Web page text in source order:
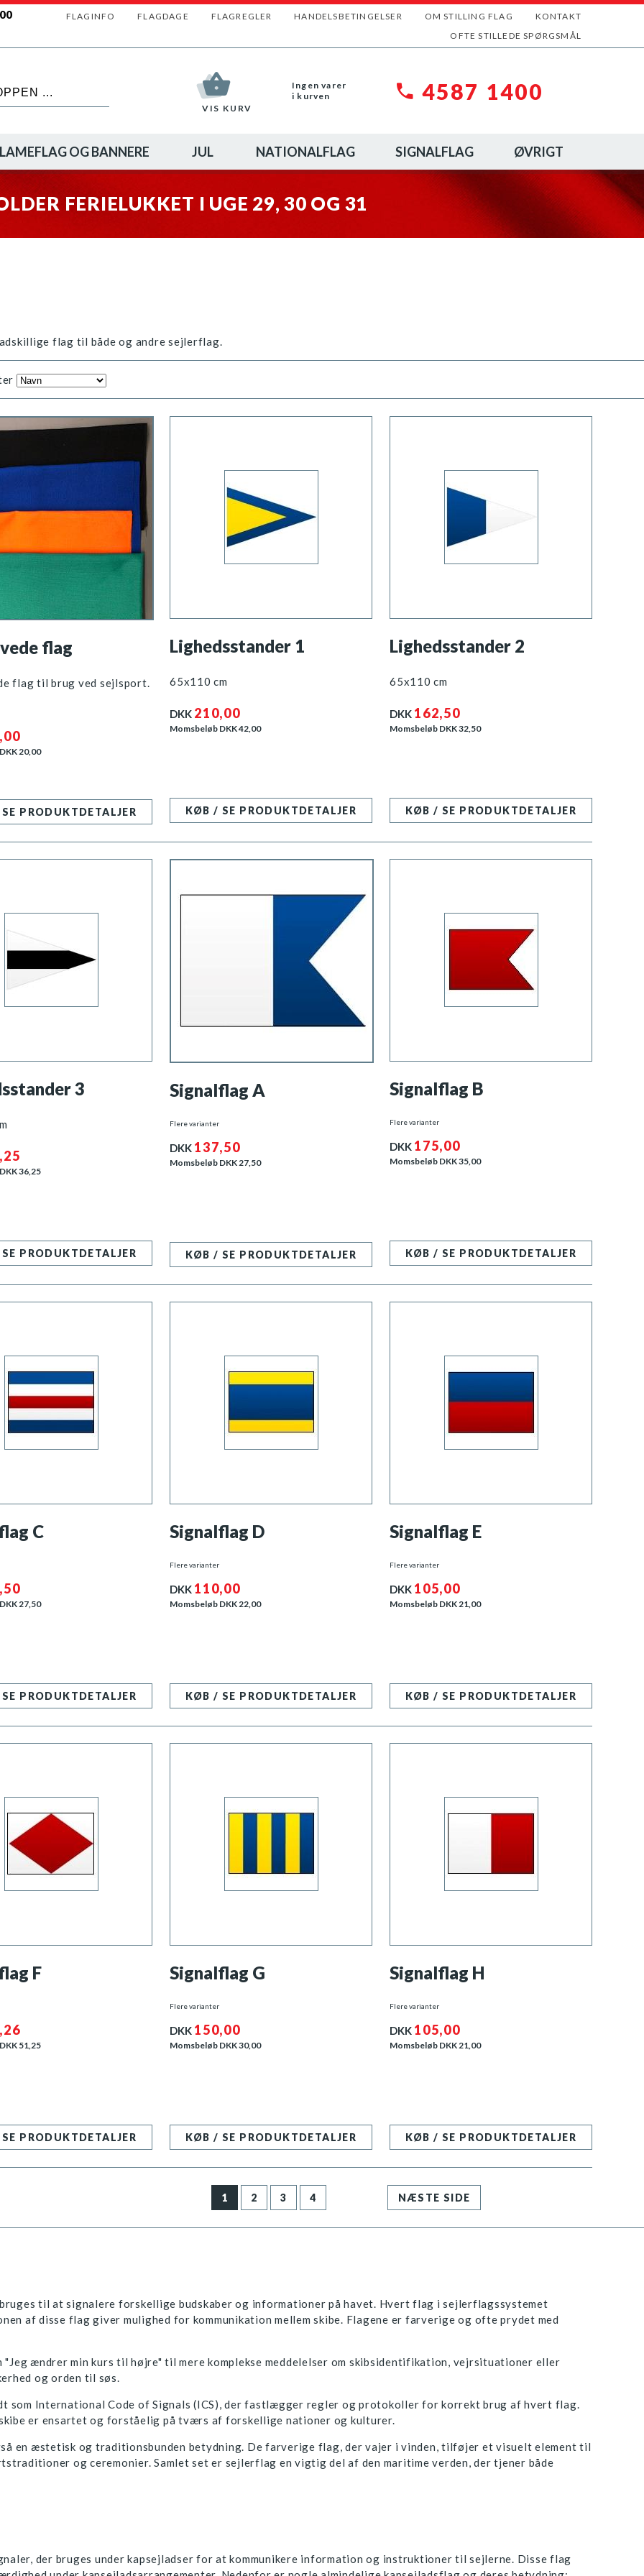
FLAGINFO FLAGDAGE FLAGREGLER HANDELSBETINGELSER OM STILLING FLAG
KONTAKT
OFTE STILLEDE SPØRGSMÅL
VIS KURV
Ingen varer
i kurven
4587 1400
OG BANNERE JUL NATIONALFLAG SIGNALFLAG ØVRIGT
FERIELUKKET I UGE 29, 30 OG 31
flag til både og andre sejlerflag.
flag
flag til brug ved sejlsport.
20,00
PRODUKTDETALJER
Lighedsstander 1
65x110 cm
DKK 210,00
Momsbeløb DKK42,00
KØB / SE PRODUKTDETALJER
Lighedsstander 2
65x110 cm
DKK 162,50
Momsbeløb DKK32,50
KØB / SE PRODUKTDETALJER
3
36,25
PRODUKTDETALJER
Signalflag A
Flere varianter
DKK 137,50
Momsbeløb DKK27,50
KØB / SE PRODUKTDETALJER
Signalflag B
Flere varianter
DKK 175,00
Momsbeløb DKK35,00
KØB / SE PRODUKTDETALJER
C
27,50
PRODUKTDETALJER
Signalflag D
Flere varianter
DKK 110,00
Momsbeløb DKK22,00
KØB / SE PRODUKTDETALJER
Signalflag E
Flere varianter
DKK 105,00
Momsbeløb DKK21,00
KØB / SE PRODUKTDETALJER
F
51,25
PRODUKTDETALJER
Signalflag G
Flere varianter
DKK 150,00
Momsbeløb DKK30,00
KØB / SE PRODUKTDETALJER
Signalflag H
Flere varianter
DKK 105,00
Momsbeløb DKK21,00
KØB / SE PRODUKTDETALJER
1 2 3 4 NÆSTE SIDE
til at signalere forskellige budskaber og informationer på havet. Hvert flag i sejlerflagssystemet
af disse flag giver mulighed for kommunikation mellem skibe. Flagene er farverige og ofte prydet med
ændrer min kurs til højre" til mere komplekse meddelelser om skibsidentifikation, vejrsituationer eller
og orden til søs.
som International Code of Signals (ICS), der fastlægger regler og protokoller for korrekt brug af hvert flag.
er ensartet og forståelig på tværs af forskellige nationer og kulturer.
en æstetisk og traditionsbunden betydning. De farverige flag, der vajer i vinden, tilføjer et visuelt element til
og ceremonier. Samlet set er sejlerflag en vigtig del af den maritime verden, der tjener både
der bruges under kapsejladser for at kommunikere information og instruktioner til sejlerne. Disse flag